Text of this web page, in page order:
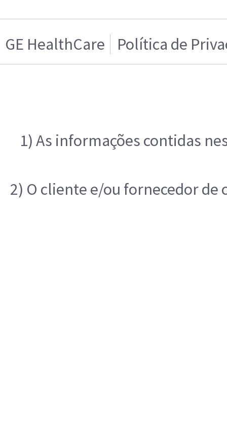
GE HealthCare Política de
1) As informações contidas
2) O cliente e/ou fornecedor